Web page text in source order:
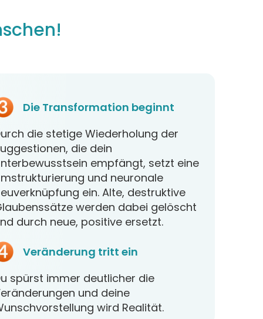
Die Transformation beginnt
die stetige Wiederholung der
die dein
empfängt, setzt eine
und neuronale
ein. Alte, destruktive
werden dabei gelöscht
durch neue, positive ersetzt.
Veränderung tritt ein
spürst immer deutlicher die
und deine
wird Realität.